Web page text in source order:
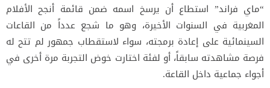
“ماي فراند” استطاع أن يرسخ اسمه ضمن قائمة أنجح الأفلام
المغربية في السنوات الأخيرة، وهو ما شجع عدداً من القاعات
السينمائية على إعادة برمجته، سواء لاستقطاب جمهور لم تتح له
فرصة مشاهدته سابقاً، أو لفئة اختارت خوض التجربة مرة أخرى في
أجواء جماعية داخل القاعة.